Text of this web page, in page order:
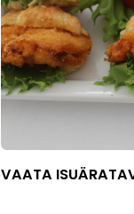
VAATA